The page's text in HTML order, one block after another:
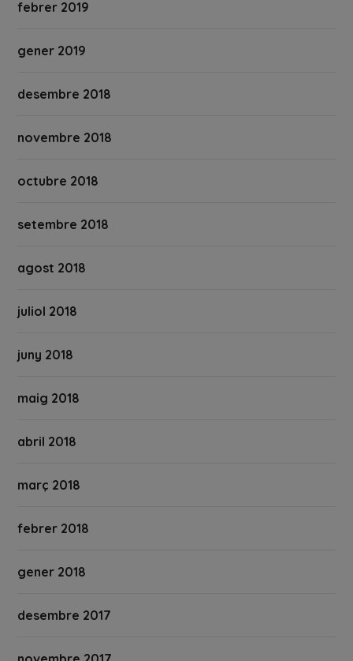
febrer 2019
gener 2019
desembre 2018
novembre 2018
octubre 2018
setembre 2018
agost 2018
juliol 2018
juny 2018
maig 2018
abril 2018
març 2018
febrer 2018
gener 2018
desembre 2017